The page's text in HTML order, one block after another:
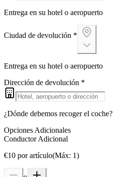
Entrega en su hotel o aeropuerto
Ciudad de devolución *
Entrega en su hotel o aeropuerto
Dirección de devolución *
¿Dónde debemos recoger el coche?
Opciones Adicionales
Conductor Adicional
€10 por artículo(Máx: 1)